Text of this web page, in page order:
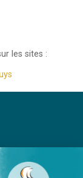
les sites :